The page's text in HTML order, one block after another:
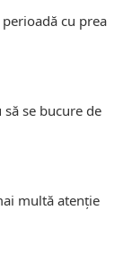
cu prea
se bucure de
multă atenție